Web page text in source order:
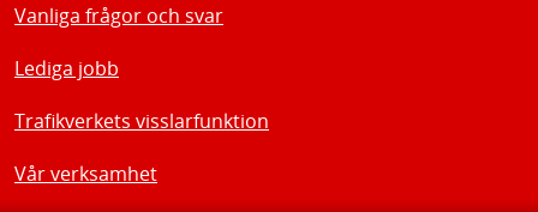
Vanliga frågor och svar
Lediga jobb
Trafikverkets visslarfunktion
Vår verksamhet